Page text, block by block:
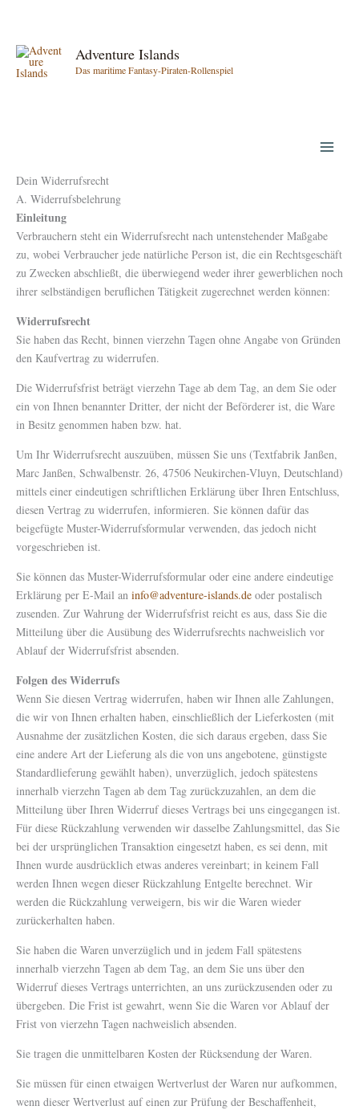
springen
Adventure Islands
Das maritime Fantasy-Piraten-Rollenspiel
Dein Widerrufsrecht
A. Widerrufsbelehrung
Einleitung
Verbrauchern steht ein Widerrufsrecht nach untenstehender Maßgabe
zu, wobei Verbraucher jede natürliche Person ist, die ein Rechtsgeschäft
zu Zwecken abschließt, die überwiegend weder ihrer gewerblichen noch
ihrer selbständigen beruflichen Tätigkeit zugerechnet werden können:
Widerrufsrecht
Sie haben das Recht, binnen vierzehn Tagen ohne Angabe von Gründen
den Kaufvertrag zu widerrufen.
Die Widerrufsfrist beträgt vierzehn Tage ab dem Tag, an dem Sie oder
ein von Ihnen benannter Dritter, der nicht der Beförderer ist, die Ware
in Besitz genommen haben bzw. hat.
Um Ihr Widerrufsrecht auszuüben, müssen Sie uns (Textfabrik Janßen,
Marc Janßen, Schwalbenstr. 26, 47506 Neukirchen-Vluyn, Deutschland)
mittels einer eindeutigen schriftlichen Erklärung über Ihren Entschluss,
diesen Vertrag zu widerrufen, informieren. Sie können dafür das
beigefügte Muster-Widerrufsformular verwenden, das jedoch nicht
vorgeschrieben ist.
Sie können das Muster-Widerrufsformular oder eine andere eindeutige
Erklärung per E-Mail an info@adventure-islands.de oder postalisch
zusenden. Zur Wahrung der Widerrufsfrist reicht es aus, dass Sie die
Mitteilung über die Ausübung des Widerrufsrechts nachweislich vor
Ablauf der Widerrufsfrist absenden.
Folgen des Widerrufs
Wenn Sie diesen Vertrag widerrufen, haben wir Ihnen alle Zahlungen,
die wir von Ihnen erhalten haben, einschließlich der Lieferkosten (mit
Ausnahme der zusätzlichen Kosten, die sich daraus ergeben, dass Sie
eine andere Art der Lieferung als die von uns angebotene, günstigste
Standardlieferung gewählt haben), unverzüglich, jedoch spätestens
innerhalb vierzehn Tagen ab dem Tag zurückzuzahlen, an dem die
Mitteilung über Ihren Widerruf dieses Vertrags bei uns eingegangen ist.
Für diese Rückzahlung verwenden wir dasselbe Zahlungsmittel, das Sie
bei der ursprünglichen Transaktion eingesetzt haben, es sei denn, mit
Ihnen wurde ausdrücklich etwas anderes vereinbart; in keinem Fall
werden Ihnen wegen dieser Rückzahlung Entgelte berechnet. Wir
werden die Rückzahlung verweigern, bis wir die Waren wieder
zurückerhalten haben.
Sie haben die Waren unverzüglich und in jedem Fall spätestens
innerhalb vierzehn Tagen ab dem Tag, an dem Sie uns über den
Widerruf dieses Vertrags unterrichten, an uns zurückzusenden oder zu
übergeben. Die Frist ist gewahrt, wenn Sie die Waren vor Ablauf der
Frist von vierzehn Tagen nachweislich absenden.
Sie tragen die unmittelbaren Kosten der Rücksendung der Waren.
Sie müssen für einen etwaigen Wertverlust der Waren nur aufkommen,
wenn dieser Wertverlust auf einen zur Prüfung der Beschaffenheit,